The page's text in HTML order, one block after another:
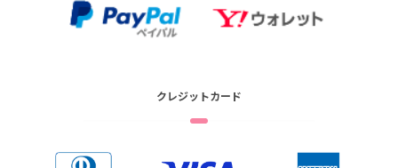
クレジットカード